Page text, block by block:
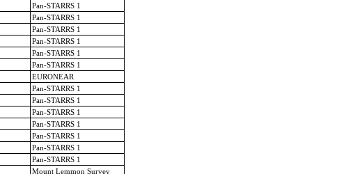
Pan-STARRS 1
Pan-STARRS 1
Pan-STARRS 1
Pan-STARRS 1
Pan-STARRS 1
Pan-STARRS 1
EURONEAR
Pan-STARRS 1
Pan-STARRS 1
Pan-STARRS 1
Pan-STARRS 1
Pan-STARRS 1
Pan-STARRS 1
Pan-STARRS 1
Mount Lemmon Survey